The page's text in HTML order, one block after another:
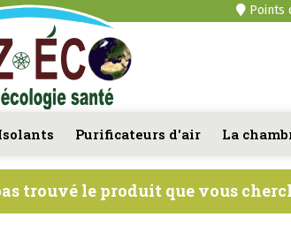
Points
Purificateurs d'air La
trouvé le produit que vous